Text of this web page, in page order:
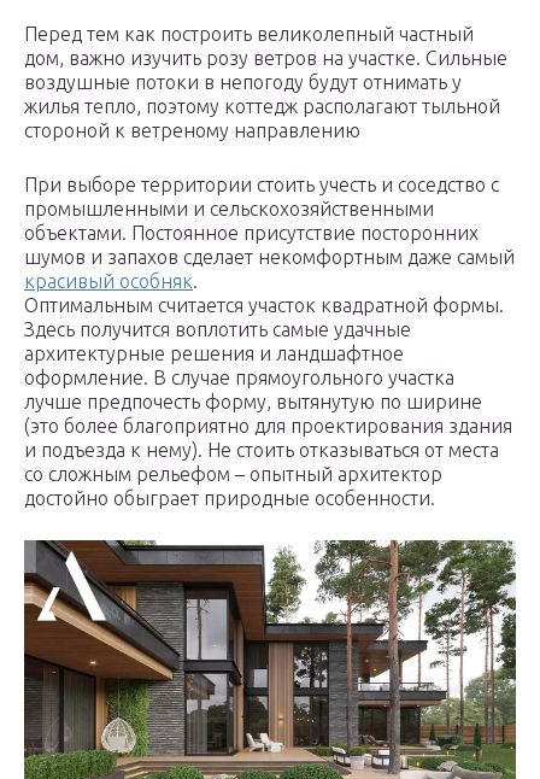
Перед тем как построить великолепный частный
дом, важно изучить розу ветров на участке. Сильные
воздушные потоки в непогоду будут отнимать у
жилья тепло, поэтому коттедж располагают тыльной
стороной к ветреному направлению
При выборе территории стоить учесть и соседство с
промышленными и сельскохозяйственными
объектами. Постоянное присутствие посторонних
шумов и запахов сделает некомфортным даже самый
красивый особняк.
Оптимальным считается участок квадратной формы.
Здесь получится воплотить самые удачные
архитектурные решения и ландшафтное
оформление. В случае прямоугольного участка
лучше предпочесть форму, вытянутую по ширине
(это более благоприятно для проектирования здания
и подъезда к нему). Не стоить отказываться от места
со сложным рельефом – опытный архитектор
достойно обыграет природные особенности.